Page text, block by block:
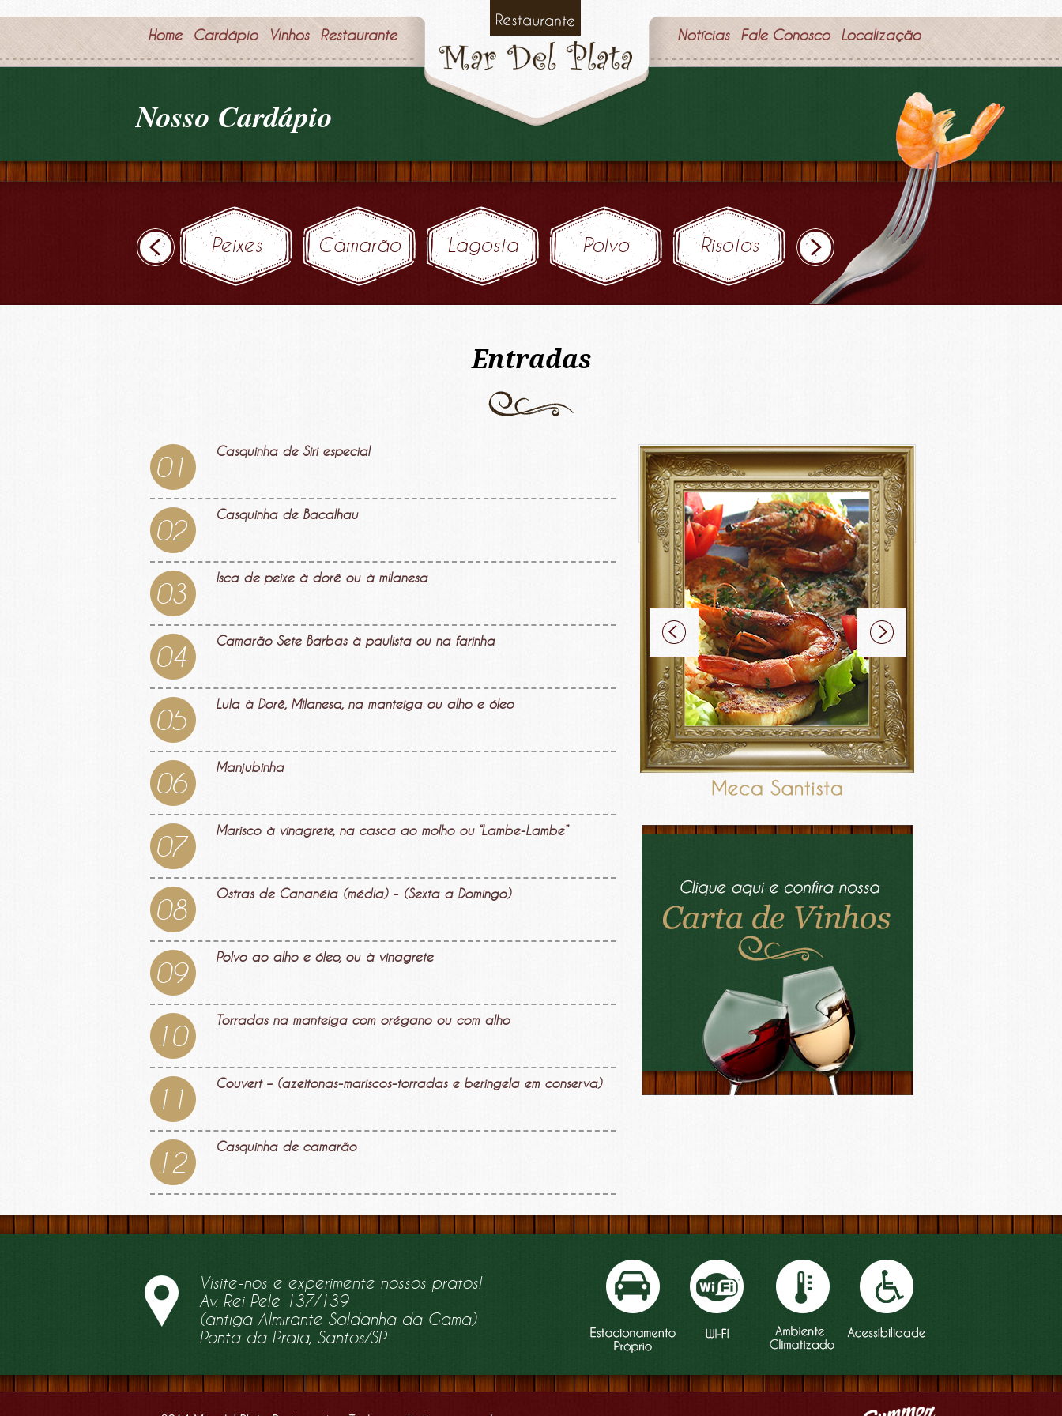
Home Cardápio Vinhos Restaurante Notícias Fale Conosco Localização
Nosso Cardápio
Peixes Camarão Lagosta Polvo Risotos Porções
Entradas
01
Casquinha de Siri especial
02
Casquinha de Bacalhau
03
Isca de peixe à dorê ou à milanesa
04
Camarão Sete Barbas à paulista ou na farinha
05
Lula à Dorê, Milanesa, na manteiga ou alho e óleo
06
Manjubinha
07
Marisco à vinagrete, na casca ao molho ou “Lambe-Lambe”
08
Ostras de Cananéia (média) - (Sexta a Domingo)
09
Polvo ao alho e óleo, ou à vinagrete
10
Torradas na manteiga com orégano ou com alho
11
Couvert – (azeitonas-mariscos-torradas e beringela em conserva)
12
Casquinha de camarão
Visite-nos e experimente nossos pratos!
Av. Rei Pelé 137/139
(antiga Almirante Saldanha da Gama)
Ponta da Praia, Santos/SP